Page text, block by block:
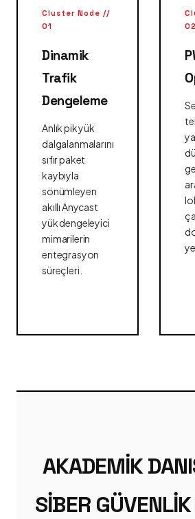
Cluster Node //
01
Dinamik
Trafik
Dengeleme
Anlık pik yük
dalgalanmalarını
sıfır paket
kaybıyla
sönümleyen
akıllı Anycast
yük dengeleyici
mimarilerin
entegrasyon
süreçleri.
02
AKADEMIK
SIBER